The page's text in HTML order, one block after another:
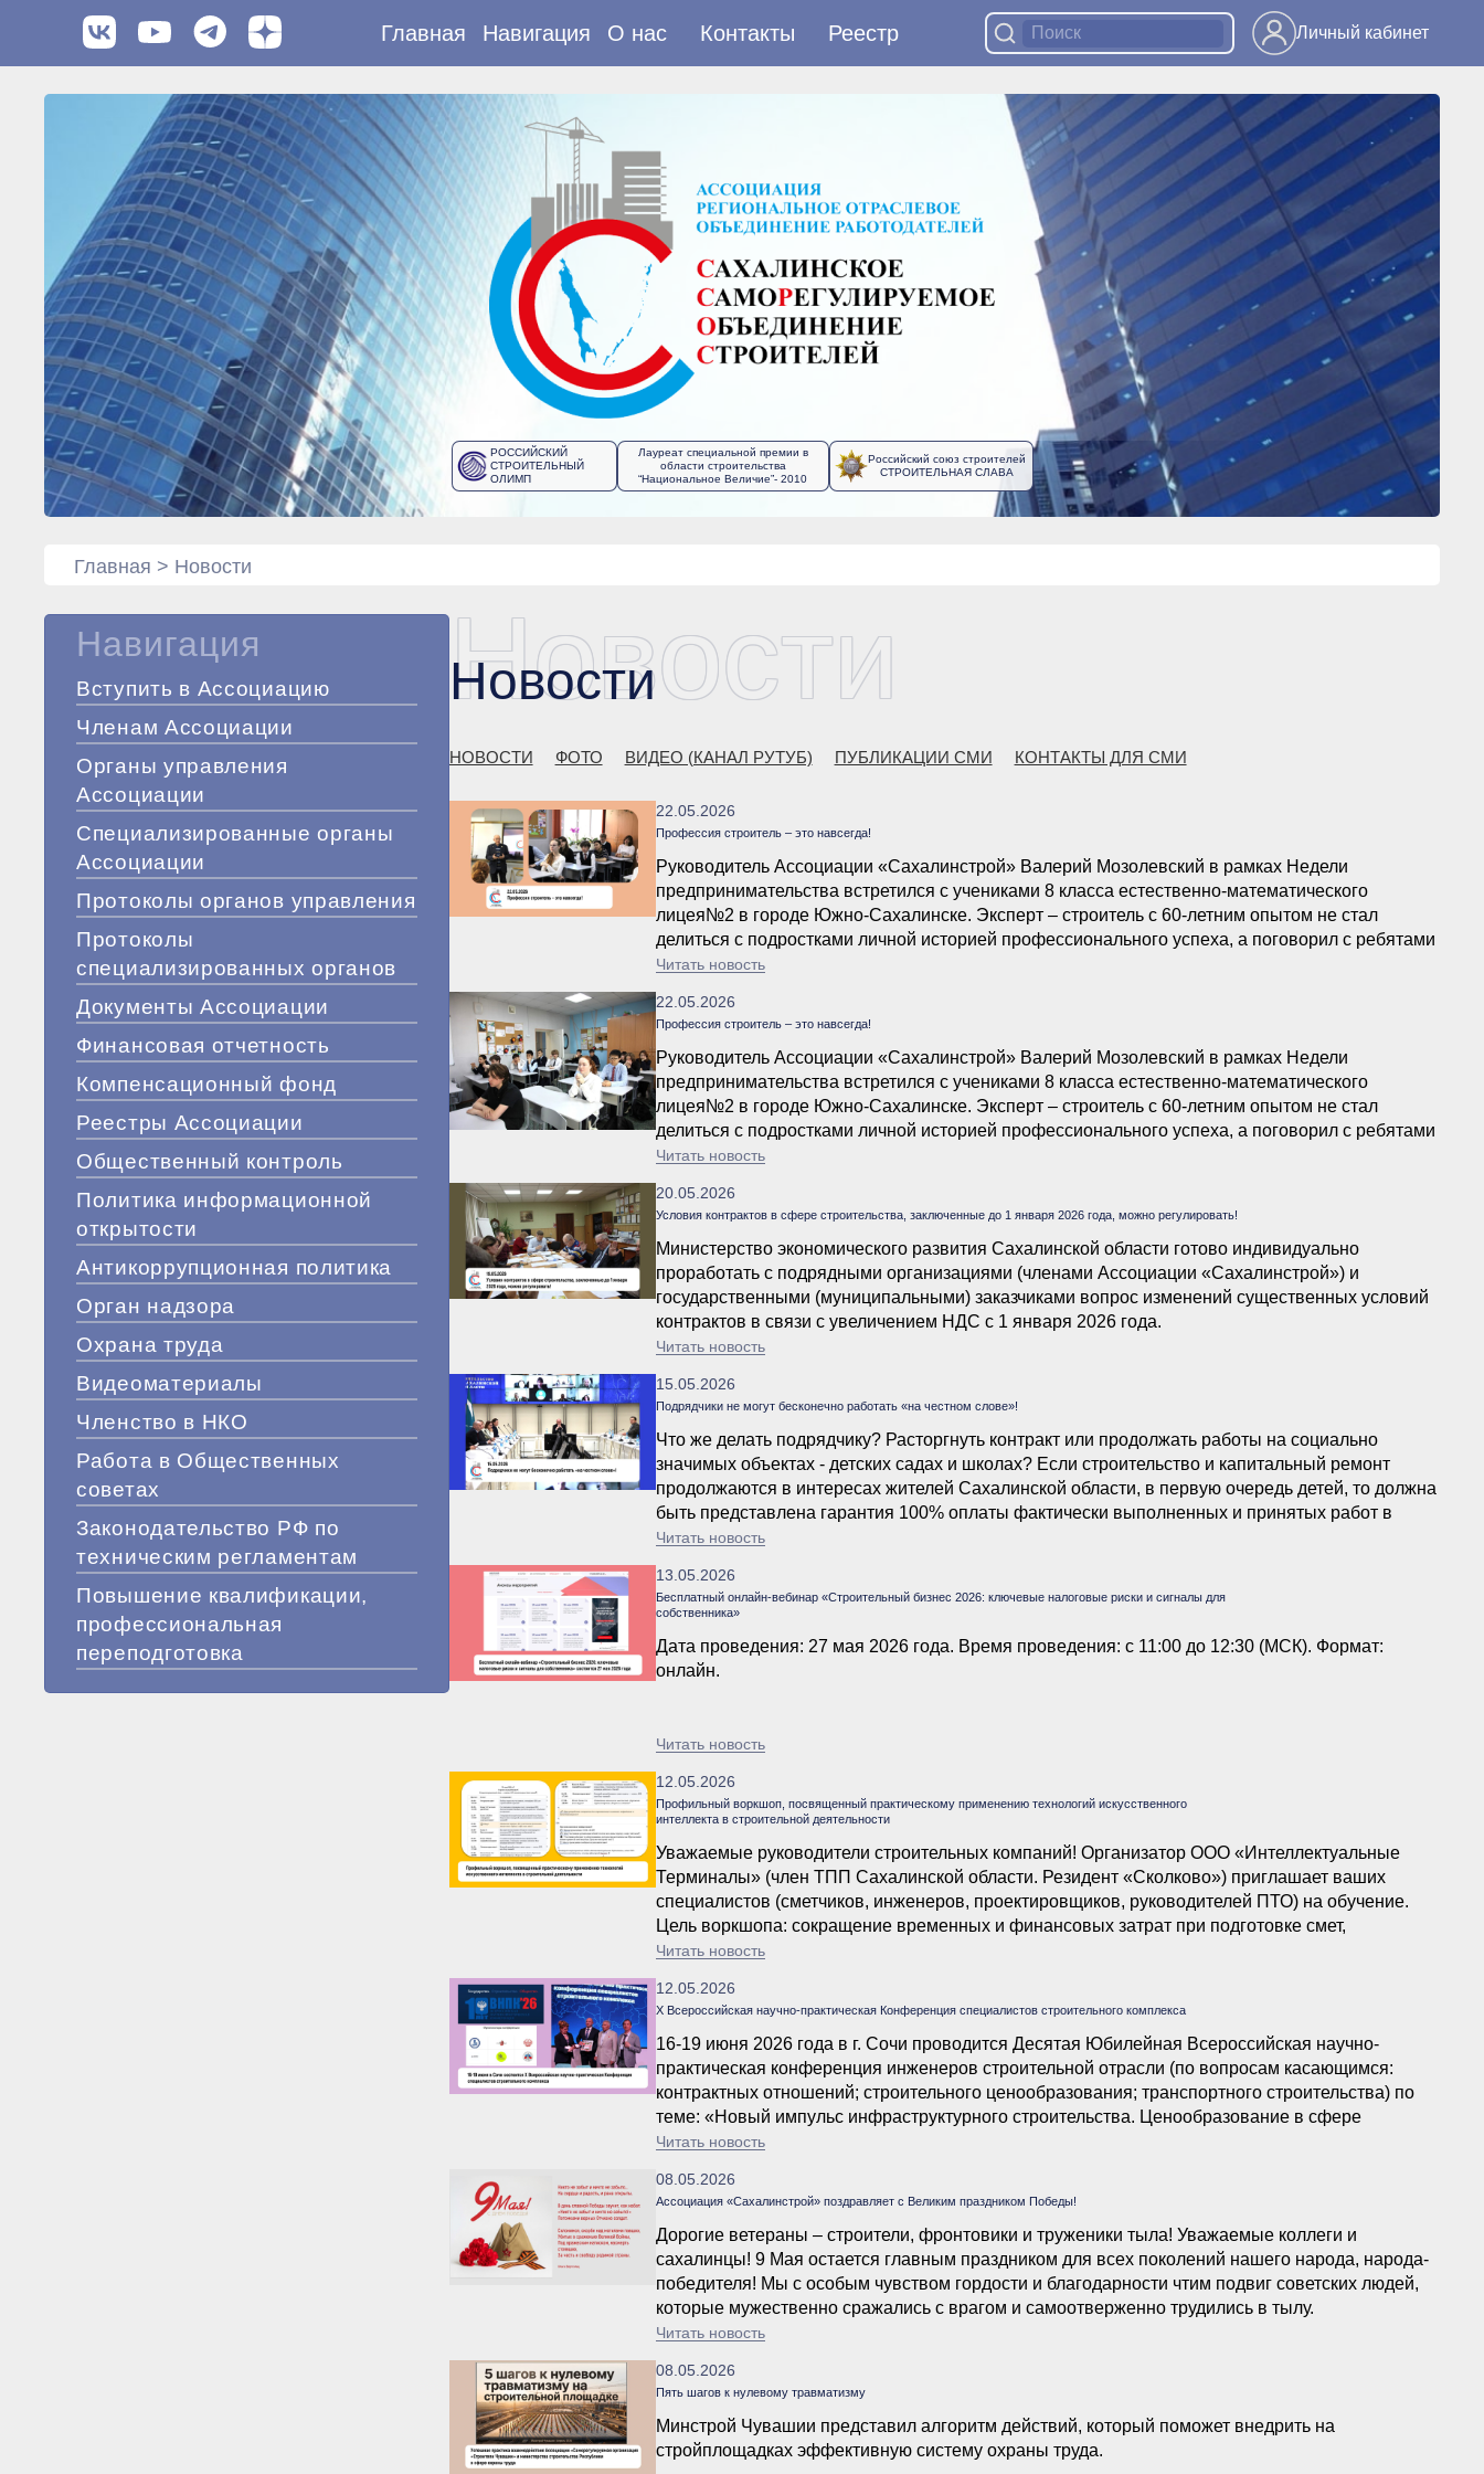
Главная Навигация О нас Контакты Реестр Личный кабинет
РОССИЙСКИЙ
СТРОИТЕЛЬНЫЙ
ОЛИМП
Лауреат специальной премии в
области строительства
“Национальное Величие”- 2010
Российский союз строителей
СТРОИТЕЛЬНАЯ СЛАВА
Главная > Новости
Навигация
Вступить в Ассоциацию
Членам Ассоциации
Органы управления
Ассоциации
Специализированные органы
Ассоциации
Протоколы органов управления
Протоколы
специализированных органов
Документы Ассоциации
Финансовая отчетность
Компенсационный фонд
Реестры Ассоциации
Общественный контроль
Политика информационной
открытости
Антикоррупционная политика
Орган надзора
Охрана труда
Видеоматериалы
Членство в НКО
Работа в Общественных
советах
Законодательство РФ по
техническим регламентам
Повышение квалификации,
профессиональная
переподготовка
Новости
Новости
НОВОСТИ ФОТО ВИДЕО (КАНАЛ РУТУБ) ПУБЛИКАЦИИ СМИ КОНТАКТЫ ДЛЯ СМИ
22.05.2026
Профессия строитель – это навсегда!
Руководитель Ассоциации «Сахалинстрой» Валерий Мозолевский в рамках Недели
предпринимательства встретился с учениками 8 класса естественно-математического
лицея№2 в городе Южно-Сахалинске. Эксперт – строитель с 60-летним опытом не стал
делиться с подростками личной историей профессионального успеха, а поговорил с ребятами
о выборе жизненного пути, о востребованных специальностях на рынке труда, о вечном
двигателе прогресса – стремлении учиться и познавать новое.
Читать новость
22.05.2026
Профессия строитель – это навсегда!
Руководитель Ассоциации «Сахалинстрой» Валерий Мозолевский в рамках Недели
предпринимательства встретился с учениками 8 класса естественно-математического
лицея№2 в городе Южно-Сахалинске. Эксперт – строитель с 60-летним опытом не стал
делиться с подростками личной историей профессионального успеха, а поговорил с ребятами
о выборе жизненного пути, о востребованных специальностях на рынке труда, о вечном
двигателе прогресса – стремлении учиться и познавать новое.
Читать новость
20.05.2026
Условия контрактов в сфере строительства, заключенные до 1 января 2026 года, можно регулировать!
Министерство экономического развития Сахалинской области готово индивидуально
проработать с подрядными организациями (членами Ассоциации «Сахалинстрой») и
государственными (муниципальными) заказчиками вопрос изменений существенных условий
контрактов в связи с увеличением НДС с 1 января 2026 года.
Читать новость
15.05.2026
Подрядчики не могут бесконечно работать «на честном слове»!
Что же делать подрядчику? Расторгнуть контракт или продолжать работы на социально
значимых объектах - детских садах и школах? Если строительство и капитальный ремонт
продолжаются в интересах жителей Сахалинской области, в первую очередь детей, то должна
быть представлена гарантия 100% оплаты фактически выполненных и принятых работ в
установленные сроки. Этот вопрос Ассоциация «Сахалинстрой» обсудила с региональными
властями.
Читать новость
13.05.2026
Бесплатный онлайн-вебинар «Строительный бизнес 2026: ключевые налоговые риски и сигналы для
собственника»
Дата проведения: 27 мая 2026 года. Время проведения: с 11:00 до 12:30 (МСК). Формат:
онлайн.
Читать новость
12.05.2026
Профильный воркшоп, посвященный практическому применению технологий искусственного
интеллекта в строительной деятельности
Уважаемые руководители строительных компаний! Организатор ООО «Интеллектуальные
Терминалы» (член ТПП Сахалинской области. Резидент «Сколково») приглашает ваших
специалистов (сметчиков, инженеров, проектировщиков, руководителей ПТО) на обучение.
Цель воркшопа: сокращение временных и финансовых затрат при подготовке смет,
коммерческих предложений, тендерной документации, визуализаций и ведении
корпоративной базы знаний.
Читать новость
12.05.2026
Х Всероссийская научно-практическая Конференция специалистов строительного комплекса
16-19 июня 2026 года в г. Сочи проводится Десятая Юбилейная Всероссийская научно-
практическая конференция инженеров строительной отрасли (по вопросам касающимся:
контрактных отношений; строительного ценообразования; транспортного строительства) по
теме: «Новый импульс инфраструктурного строительства. Ценообразование в сфере
градостроительной деятельности. Строительный контроль. Договорные отношения заказчиков
территориях».
Читать новость
08.05.2026
Ассоциация «Сахалинстрой» поздравляет с Великим праздником Победы!
Дорогие ветераны – строители, фронтовики и труженики тыла! Уважаемые коллеги и
сахалинцы! 9 Мая остается главным праздником для всех поколений нашего народа, народа-
победителя! Мы с особым чувством гордости и благодарности чтим подвиг советских людей,
которые мужественно сражались с врагом и самоотверженно трудились в тылу.
Читать новость
08.05.2026
Пять шагов к нулевому травматизму
Минстрой Чувашии представил алгоритм действий, который поможет внедрить на
стройплощадках эффективную систему охраны труда.